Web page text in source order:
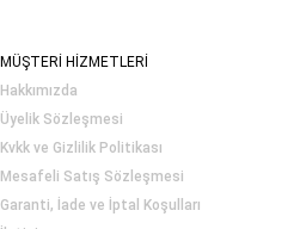
MÜŞTERİ HİZMETLERİ
Hakkımızda
Üyelik Sözleşmesi
Kvkk ve Gizlilik Politikası
Mesafeli Satış Sözleşmesi
Garanti, İade ve İptal Koşulları